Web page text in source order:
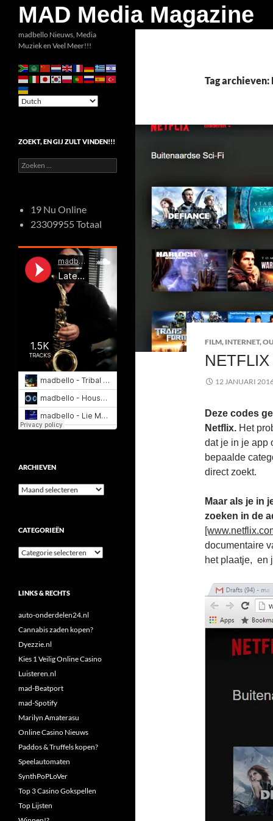
inhoud
MAD Media Magazine
Zoeken
Tag archieven:
FILM, INTERNET,
12 JANUARI
Deze codes
Netflix. Het
dat je in je app
bepaalde
direct zoekt.
Maar als je in
zoeken in de
documentaire
het plaatje, en
madbello Nieuws, Media
Muziek en Veel Meer!!!
ZOEKT, EN GIJ ZULT VINDEN!!!
Zoeken
naar:
19 Nu Online
23309955 Totaal
ARCHIEVEN
Archieven
CATEGORIEËN
Categorieën
LINKS & RECHTS
auto-onderdelen24.nl
Cannabis zaden kopen?
Dyezzie.nl
Kies 1 Veilig Online Casino
Luisteren.nl
mad-Beatport
mad-Spotify
Marilyn Amaterasu
Online Casino Nieuws
Paddos & Truffels kopen?
Speelautomaten
SynthPoPLoVer
Top 3 Casino Gokspellen
Top Lijsten